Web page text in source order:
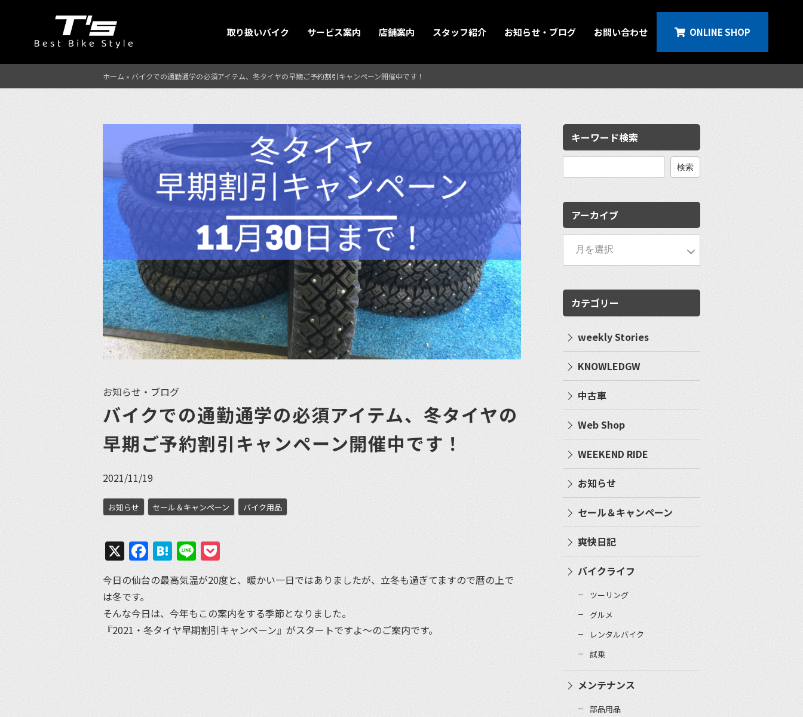
取り扱いバイク サービス案内 店舗案内 スタッフ紹介 お知らせ・ブログ お問い合わせ ONLINE SHOP
ホーム » バイクでの通勤通学の必須アイテム、冬タイヤの早期ご予約割引キャンペーン開催中です！
お知らせ・ブログ
バイクでの通勤通学の必須アイテム、冬タイヤの
早期ご予約割引キャンペーン開催中です！
2021/11/19
お知らせ セール＆キャンペーン バイク用品
X Facebook
Hatena
Line
今日の仙台の最高気温が20度と、暖かい一日ではありましたが、立冬も過ぎてますので暦の上で
は冬です。
そんな今日は、今年もこの案内をする季節となりました。
『2021・冬タイヤ早期割引キャンペーン』がスタートですよ〜のご案内です。
キーワード検索
検
アーカイブ
カテゴリー
weekly Stories
KNOWLEDGW
中古車
Web Shop
WEEKEND RIDE
お知らせ
セール＆キャンペーン
爽快日記
バイクライフ
ツーリング
グルメ
レンタルバイク
試乗
メンテナンス
部品用品